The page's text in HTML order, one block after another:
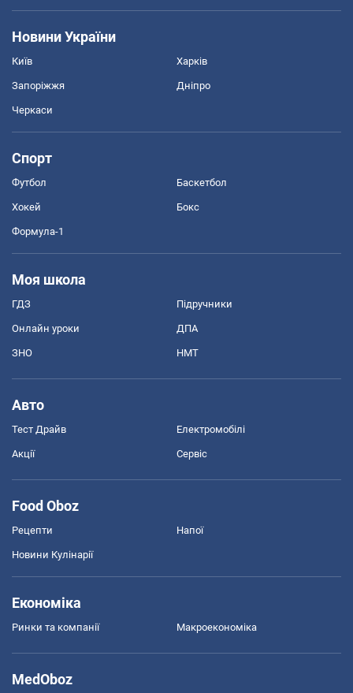
Новини України
Київ Харків
Запоріжжя Дніпро
Черкаси
Спорт
Футбол Баскетбол
Хокей Бокс
Формула-1
Моя школа
ГДЗ Підручники
Онлайн уроки ДПА
ЗНО НМТ
Авто
Тест Драйв Електромобілі
Акції Сервіс
Food Oboz
Рецепти Напої
Новини Кулінарії
Економіка
Ринки та компанії Макроекономіка
MedOboz